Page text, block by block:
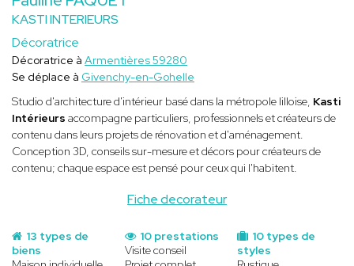
KASTI INTERIEURS
Décoratrice
Fiche decorateur
Décoratrice à Armentières 59280
Se déplace à Givenchy-en-Gohelle
Studio d'architecture d'intérieur basé dans la métropole lilloise, Kasti
Intérieurs accompagne particuliers, professionnels et créateurs de
contenu dans leurs projets de rénovation et d'aménagement.
Conception 3D, conseils sur-mesure et décors pour créateurs de
contenu; chaque espace est pensé pour ceux qui l'habitent.
13 types de
biens
10 types de
styles
10 prestations
Visite conseil